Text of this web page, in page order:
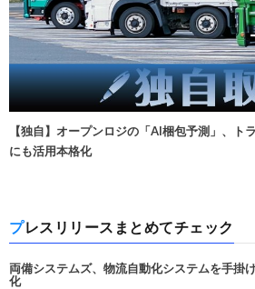
【独自】オープンロジの「AI梱包予測」、ト
にも活用本格化
プレスリリースまとめてチェック
両備システムズ、物流自動化システムを手掛
化